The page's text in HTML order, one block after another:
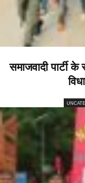
समाजवादी पार्टी